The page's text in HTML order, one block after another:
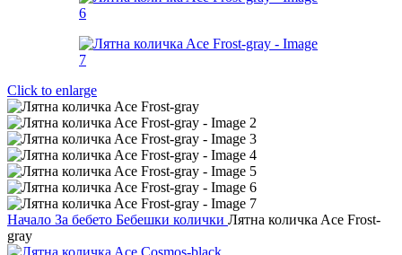
Click to enlarge
Начало За бебето Бебешки колички Лятна количкa Ace Frost-
gray